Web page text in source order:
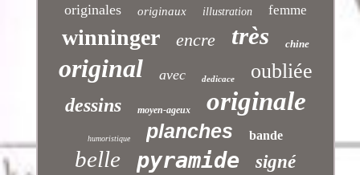
originales originaux illustration femme
winninger encre très chine
original avec dedicace oubliée
dessins moyen-ageux originale
humoristique planches bande
belle pyramide signé